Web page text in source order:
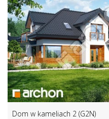
Dom w kameliach 2 (G2N)